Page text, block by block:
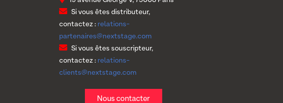
Si vous êtes distributeur,
contactez : relations-
partenaires@nextstage.com
Si vous êtes souscripteur,
contactez : relations-
clients@nextstage.com
Nous contacter